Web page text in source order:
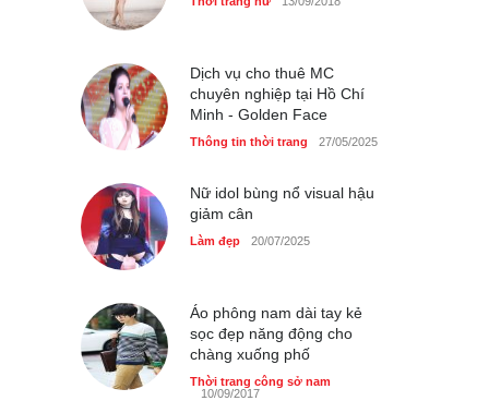
sáng tạo mới của giới trẻ
Thời trang nữ 21/10/2025
Dịch vụ cho thuê MC
chuyên nghiệp tại Hồ Chí
Minh - Golden Face
Thông tin thời trang 27/05/2025
Nữ idol bùng nổ visual hậu
giảm cân
Làm đẹp 20/07/2025
Áo phông nam dài tay kẻ
sọc đẹp năng động cho
chàng xuống phố
Thời trang công sở nam
10/09/2017